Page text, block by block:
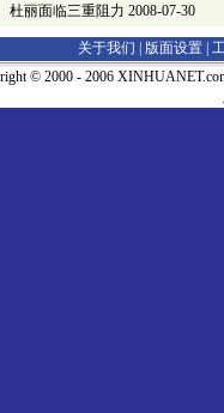
杜丽面临三重阻力 2008-07-30
关于我们 | 版面设置
© 2000 - 2006